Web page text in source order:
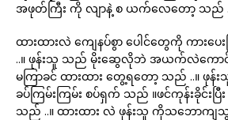
အဖုတ်ကြီး ကို လျာနဲ့ စ ယက်လေတော့ သည်
ထားထားလဲ ကျေနပ်စွာ ပေါင်တွေကို ကား
..။ ဖုန်းသူ သည် မိုးဆွေလိုဘဲ အယက်လဲကော
မကြာခင် ထားထား တွေ့ရတော့ သည် ..။ ဖု
ခပ်ကြမ်းကြမ်း စပ်ရှက် သည် ။ဖင်ကုန်းခိုင်းပြီ
သည် ..။ ထားထား လဲ ဖုန်းသူ ကိုသဘောကျ